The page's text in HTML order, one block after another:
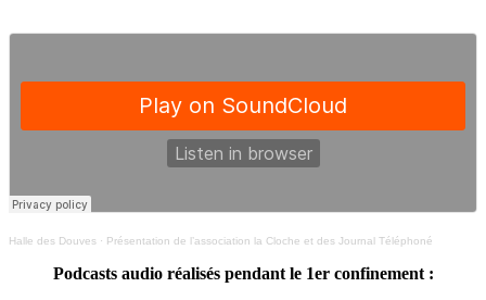
Halle des Douves · Présentation de l’association la Cloche et des Journal Téléphoné
Podcasts audio réalisés pendant le 1er confinement :